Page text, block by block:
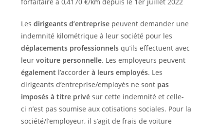
Les dirigeants d’entreprisepeuvent demander une
indemnité kilométrique à leur société pour les
déplacements professionnels qu’ils effectuent avec
leur voiture personnelle. Les employeurs peuvent
également l’accorderà leurs employés. Les
dirigeants d’entreprise/employés ne sontpas
imposés à titre privé sur cette indemnité et celle-
ci n’est pas soumise aux cotisations sociales. Pour la
société/l’employeur, il s’agit de frais de voiture